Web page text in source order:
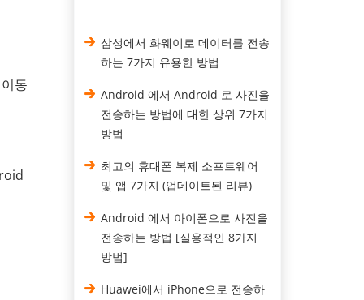
동
삼성에서 화웨이로 데이터를 전송
하는 7가지 유용한 방법
Android 에서 Android 로 사진을
전송하는 방법에 대한 상위 7가지
방법
최고의 휴대폰 복제 소프트웨어
및 앱 7가지 (업데이트된 리뷰)
Android 에서 아이폰으로 사진을
전송하는 방법 [실용적인 8가지
방법]
Huawei에서 iPhone으로 전송하